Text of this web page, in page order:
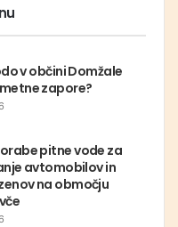
v občini Domžale
zapore?
pitne vode za
avtomobilov in
na območju